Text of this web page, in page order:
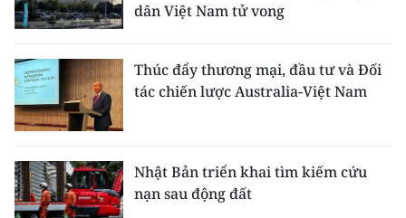
dân Việt Nam tử vong
Thúc đẩy thương mại, đầu tư và Đối
tác chiến lược Australia-Việt Nam
Nhật Bản triển khai tìm kiếm cứu
nạn sau động đất